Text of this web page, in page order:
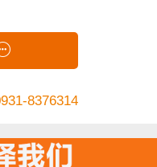
8376314